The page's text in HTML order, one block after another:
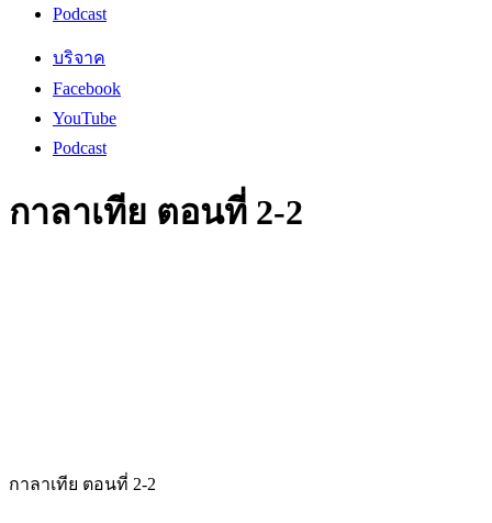
Podcast
บริจาค
Facebook
YouTube
Podcast
กาลาเทีย ตอนที่ 2-2
กาลาเทีย ตอนที่ 2-2